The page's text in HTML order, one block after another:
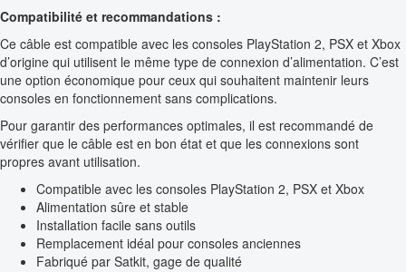
Compatibilité et recommandations :
Ce câble est compatible avec les consoles PlayStation 2, PSX et Xbox
d’origine qui utilisent le même type de connexion d’alimentation. C’est
une option économique pour ceux qui souhaitent maintenir leurs
consoles en fonctionnement sans complications.
Pour garantir des performances optimales, il est recommandé de
vérifier que le câble est en bon état et que les connexions sont
propres avant utilisation.
Compatible avec les consoles PlayStation 2, PSX et Xbox
Alimentation sûre et stable
Installation facile sans outils
Remplacement idéal pour consoles anciennes
Fabriqué par Satkit, gage de qualité